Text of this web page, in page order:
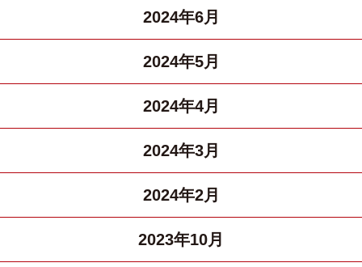
2024年6月
2024年5月
2024年4月
2024年3月
2024年2月
2023年10月